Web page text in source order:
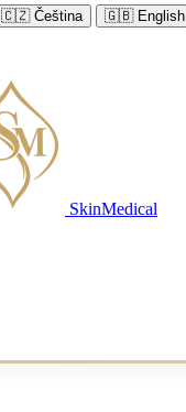
🇨🇿Čeština 🇬🇧English
SkinMedical